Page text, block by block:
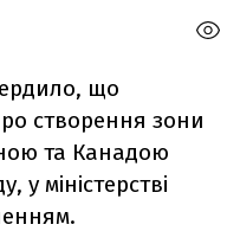
що
створення зони
та Канадою
у міністерстві